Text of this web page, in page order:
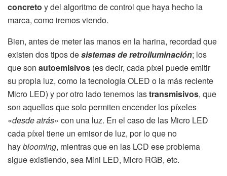
concreto y del algoritmo de control que haya hecho la
marca, como iremos viendo.
Bien, antes de meter las manos en la harina, recordad que
existen dos tipos desistemas deretroiluminación; los
que son autoemisivos (es decir, cada píxel puede emitir
su propia luz, como la tecnología OLED o la más reciente
Micro LED) y por otro lado tenemos lastransmisivos, que
son aquellos que solo permiten encender los píxeles
«desde atrás» con una luz. En el caso de las Micro LED
cada píxel tiene un emisor de luz, por lo que no
hayblooming, mientras que en las LCD ese problema
sigue existiendo, sea Mini LED, Micro RGB, etc.